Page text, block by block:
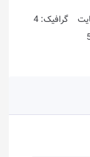
پردازنده: Core i7-11800H رم: 16 گیگابایت گرافیک: 4